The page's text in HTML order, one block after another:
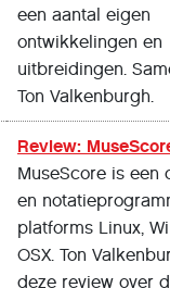
een aantal eigen
ontwikkelingen en
uitbreidingen.
Ton Valkenburgh.
Review:
MuseScore is een
en
platforms Linux,
OSX. Ton
deze review over